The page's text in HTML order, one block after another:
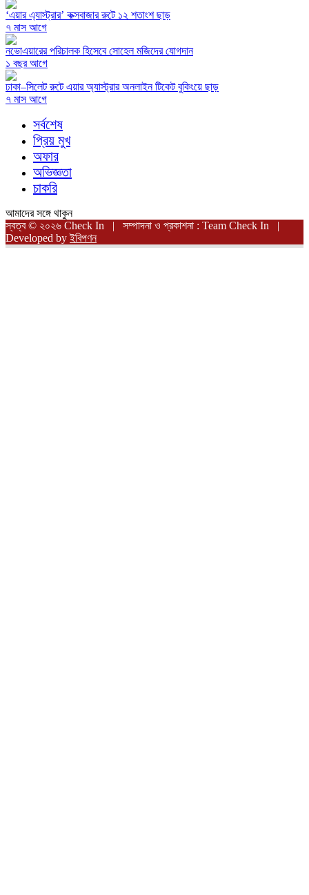
‘এয়ার এ্যাস্ট্রার’ কক্সবাজার রুটে ১২ শতাংশ ছাড়
৭ মাস আগে
নভোএয়ারের পরিচালক হিসেবে সোহেল মজিদের যোগদান
১ বছর আগে
ঢাকা–সিলেট রুটে এয়ার অ্যাস্ট্রার অনলাইন টিকেট বুকিংয়ে ছাড়
৭ মাস আগে
সর্বশেষ
প্রিয় মুখ
অফার
অভিজ্ঞতা
চাকরি
আমাদের সঙ্গে থাকুন
স্বত্ব © ২০২৬ Check In | সম্পাদনা ও প্রকাশনা : Team Check In |
Developed byইবিপণন